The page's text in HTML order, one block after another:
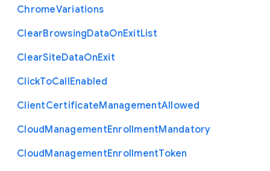
ChromeVariations
ClearBrowsingDataOnExitList
ClearSiteDataOnExit
ClickToCallEnabled
ClientCertificateManagementAllowed
CloudManagementEnrollmentMandatory
CloudManagementEnrollmentToken